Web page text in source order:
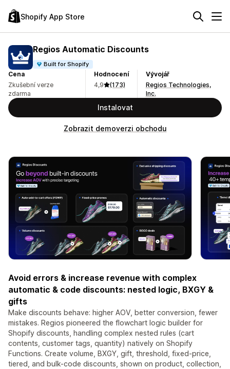
Shopify App Store
Regios Automatic Discounts
Built for Shopify
Cena
Zkušební verze
zdarma
Hodnocení
4,9
(173)
Vývojář
Regios Technologies,
Inc.
Instalovat
Zobrazit demoverzi obchodu
Avoid errors & increase revenue with complex
automatic & code discounts: nested logic, BXGY &
gifts
Make discounts behave: higher AOV, better conversion, fewer
mistakes. Regios pioneered the flowchart logic builder for
Shopify discounts, handling complex nested rules (cart
contents, customer tags, quantity) natively on Shopify
Functions. Create volume, BXGY, gift, threshold, fixed-price,
tiered, and bulk-code discounts, shown on product, collection,